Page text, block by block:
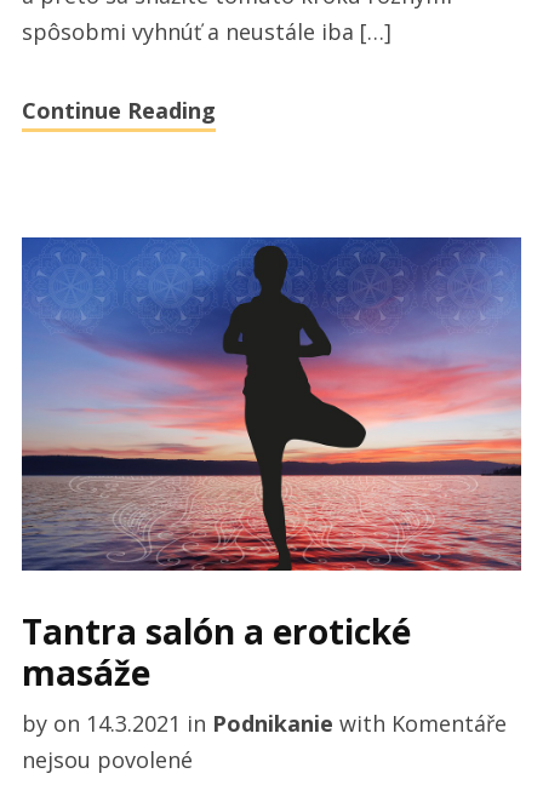
spôsobmi vyhnúť a neustále iba […]
Continue Reading
Tantra salón a erotické
masáže
by on 14.3.2021 in Podnikanie with Komentáře
nejsou povolenéu